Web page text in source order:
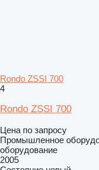
Rondo ZSSI 700
4
Rondo ZSSI 700
Цена по запросу
Промышленное
оборудование
2005